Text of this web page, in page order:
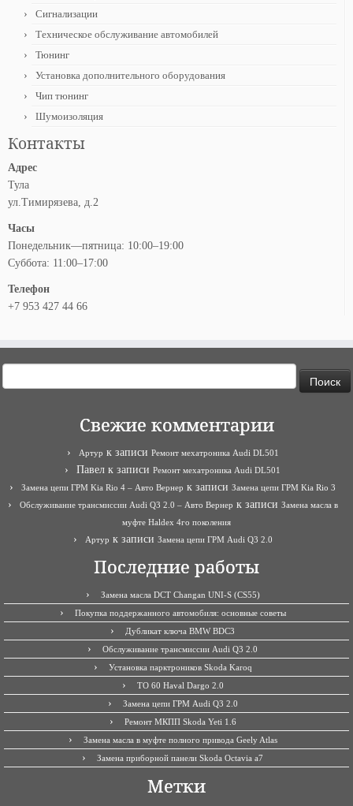
Сигнализации
Техническое обслуживание автомобилей
Тюнинг
Установка дополнительного оборудования
Чип тюнинг
Шумоизоляция
Контакты
Адрес
Тула
ул.Тимирязева, д.2
Часы
Понедельник—пятница: 10:00–19:00
Суббота: 11:00–17:00
Телефон
+7 953 427 44 66
Свежие комментарии
Артур к записи Ремонт мехатроника Audi DL501
Павел к записи Ремонт мехатроника Audi DL501
Замена цепи ГРМ Kia Rio 4 – Авто Вернер к записи Замена цепи ГРМ Kia Rio 3
Обслуживание трансмиссии Audi Q3 2.0 – Авто Вернер к записи Замена масла в
муфте Haldex 4го поколения
Артур к записи Замена цепи ГРМ Audi Q3 2.0
Последние работы
Замена масла DCT Changan UNI-S (CS55)
Покупка поддержанного автомобиля: основные советы
Дубликат ключа BMW BDC3
Обслуживание трансмиссии Audi Q3 2.0
Установка парктроников Skoda Karoq
ТО 60 Haval Dargo 2.0
Замена цепи ГРМ Audi Q3 2.0
Ремонт МКПП Skoda Yeti 1.6
Замена масла в муфте полного привода Geely Atlas
Замена приборной панели Skoda Octavia a7
Метки